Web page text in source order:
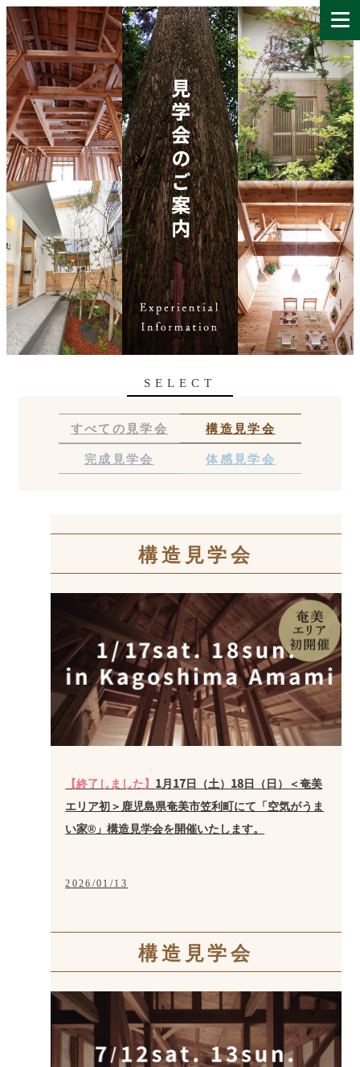
SELECT
すべての見学会
構造見学会
完成見学会
体感見学会
構造見学会
【終了しました】 1月17日（土）18日（日）＜奄美
エリア初＞鹿児島県奄美市笠利町にて「空気がうま
い家®」構造見学会を開催いたします。
2026/01/13
構造見学会